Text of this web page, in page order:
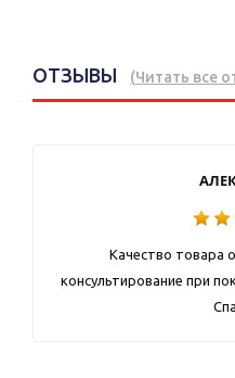
ОТЗЫВЫ (Читать все
Качество товара
консультирование при